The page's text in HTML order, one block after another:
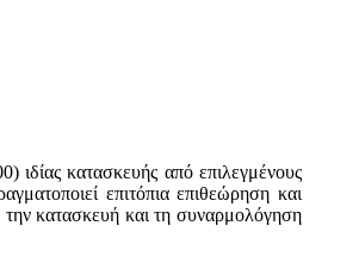
ιδίας κατασκευής από επιλεγμένους
επιτόπια επιθεώρηση και
την κατασκευή και τη συναρμολόγηση